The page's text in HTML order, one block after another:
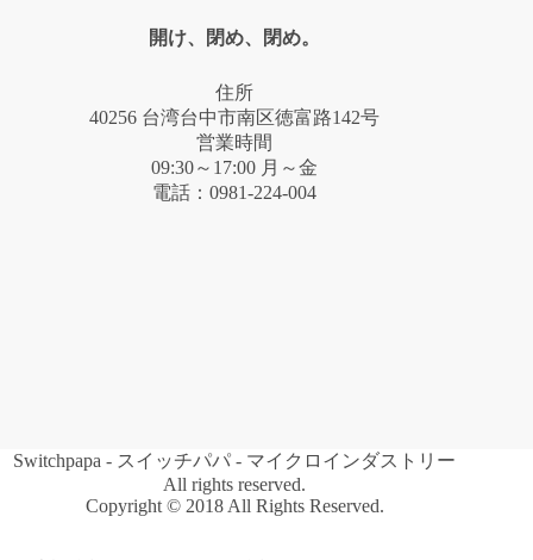
開け、閉め、閉め。
住所
40256 台湾台中市南区徳富路142号
営業時間
09:30～17:00 月～金
電話：0981-224-004
Switchpapa - スイッチパパ - マイクロインダストリー
All rights reserved.
Copyright © 2018 All Rights Reserved.